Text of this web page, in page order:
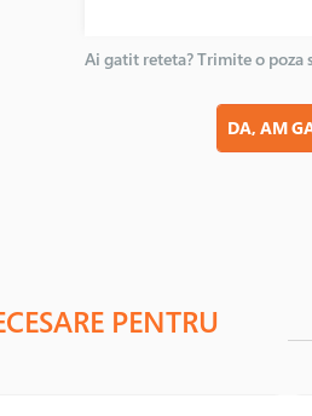
Ai gatit reteta? Trimite o poza
DA, AM
PENTRU